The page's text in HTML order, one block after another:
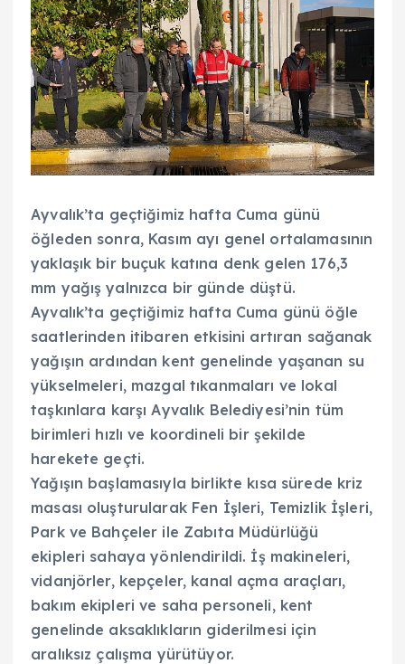
Ayvalık’ta geçtiğimiz hafta Cuma günü
öğleden sonra, Kasım ayı genel ortalamasının
yaklaşık bir buçuk katına denk gelen 176,3
mm yağış yalnızca bir günde düştü.
Ayvalık’ta geçtiğimiz hafta Cuma günü öğle
saatlerinden itibaren etkisini artıran sağanak
yağışın ardından kent genelinde yaşanan su
yükselmeleri, mazgal tıkanmaları ve lokal
taşkınlara karşı Ayvalık Belediyesi’nin tüm
birimleri hızlı ve koordineli bir şekilde
harekete geçti.
Yağışın başlamasıyla birlikte kısa sürede kriz
masası oluşturularak Fen İşleri, Temizlik İşleri,
Park ve Bahçeler ile Zabıta Müdürlüğü
ekipleri sahaya yönlendirildi. İş makineleri,
vidanjörler, kepçeler, kanal açma araçları,
bakım ekipleri ve saha personeli, kent
genelinde aksaklıkların giderilmesi için
aralıksız çalışma yürütüyor.